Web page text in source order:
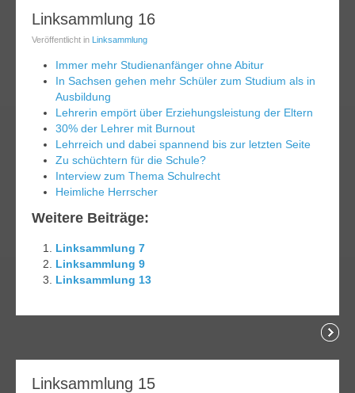
Linksammlung 16
Veröffentlicht in Linksammlung
Immer mehr Studienanfänger ohne Abitur
In Sachsen gehen mehr Schüler zum Studium als in
Ausbildung
Lehrerin empört über Erziehungsleistung der Eltern
30% der Lehrer mit Burnout
Lehrreich und dabei spannend bis zur letzten Seite
Zu schüchtern für die Schule?
Interview zum Thema Schulrecht
Heimliche Herrscher
Weitere Beiträge:
Linksammlung 7
Linksammlung 9
Linksammlung 13
lesen
Linksammlung 15